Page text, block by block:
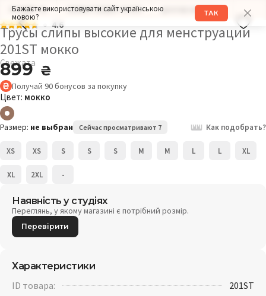
Бажаєте використовувати сайт українською
мовою?
ТАК
РАЗМЕР: XL ОБХВАТ БЕДЕР: 104СМ ДРУГИЕ МОДЕЛИ
4.6
Трусы слипы высокие для менструации
201ST мокко
Свежата
899 ₴
Получай 90бонусов за покупку
Цвет: мокко
Размер: не выбран Сейчас просматривают 7 Как подобрать?
XS XS S S S M M L L XL
XL 2XL -
Наявність у студіях
Переглянь, у якому магазині є потрібний розмір.
Перевірити
Характеристики
ID товара:
201ST